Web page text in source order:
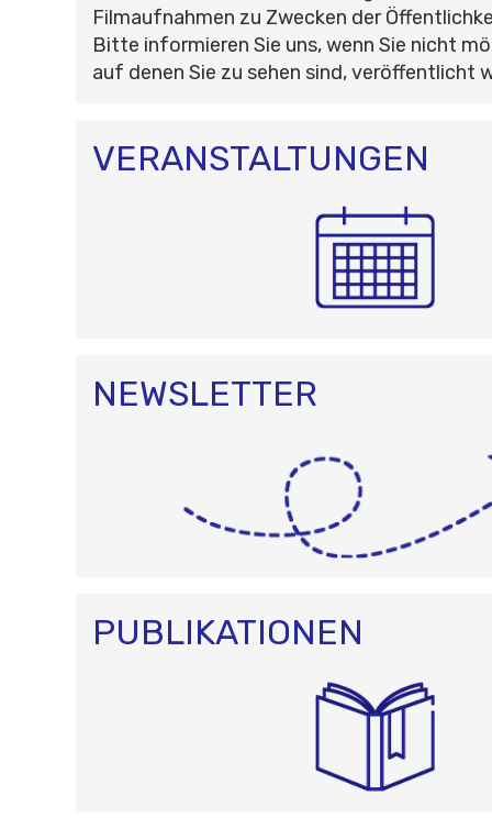
Filmaufnahmen zu Zwecken der
Bitte informieren Sie uns, wenn Sie nicht
auf denen Sie zu sehen sind, veröffentlicht
VERANSTALTUNGEN
NEWSLETTER
PUBLIKATIONEN